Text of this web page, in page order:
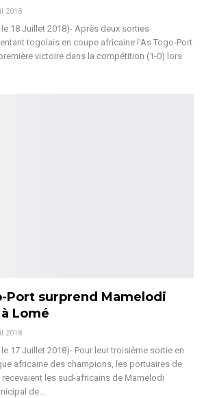
2018
18 Juillet 2018)- Après deux sorties
togolais en coupe africaine l'As Togo-Port
victoire dans la compétition (1-0) lors
Port surprend Mamelodi
Lomé
2018
17 Juillet 2018)- Pour leur troisième sortie en
africaine des champions, les portuaires de
recevaient les sud-africains de Mamelodi
de…